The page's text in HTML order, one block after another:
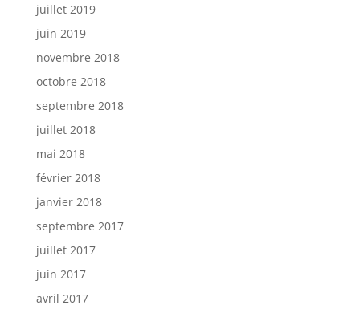
juillet 2019
juin 2019
novembre 2018
octobre 2018
septembre 2018
juillet 2018
mai 2018
février 2018
janvier 2018
septembre 2017
juillet 2017
juin 2017
avril 2017